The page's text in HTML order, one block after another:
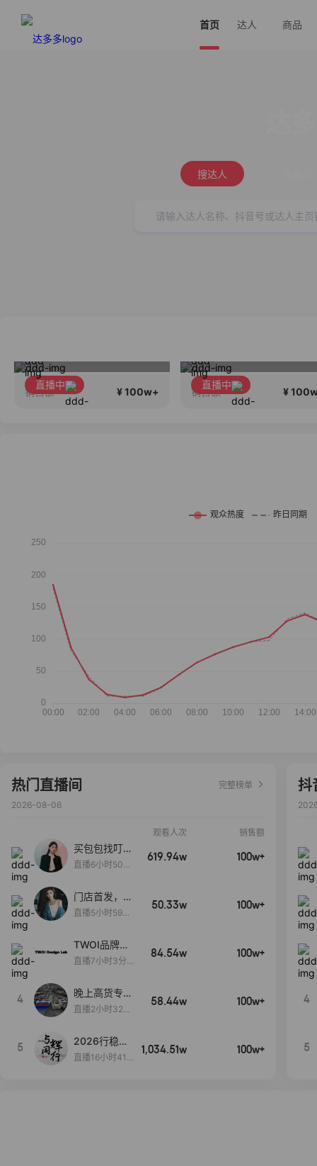
首页 达人 商品
搜达人
直播中
销售额 ¥ 100w+
直播中
销售额 ¥
热门直播间
完整榜单
2026-08-06
观看人次 销售额
买包包找叮
当,一折购！
直播6小时50分
619.94w 100w+
门店首发，秋
款大上新！！
直播5小时59分
50.33w 100w+
TWOI品牌直
播间新款上
直播7小时3分5
84.54w 100w+
4
晚上高货专场
大放漏
直播2小时32分
58.44w 100w+
5
2026行稳致
远
直播16小时41
1,034.51w 100w+
抖
4
5